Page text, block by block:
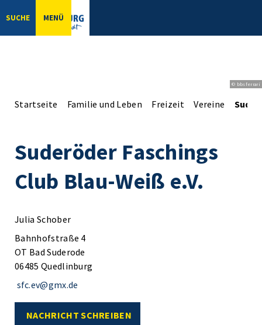
SUCHE MENÜ
© bbsferrari
Startseite Familie und Leben Freizeit Vereine
Suderöder Faschings
Club Blau-Weiß e.V.
Julia Schober
Bahnhofstraße 4
OT Bad Suderode
06485 Quedlinburg
sfc.ev@gmx.de
NACHRICHT SCHREIBEN